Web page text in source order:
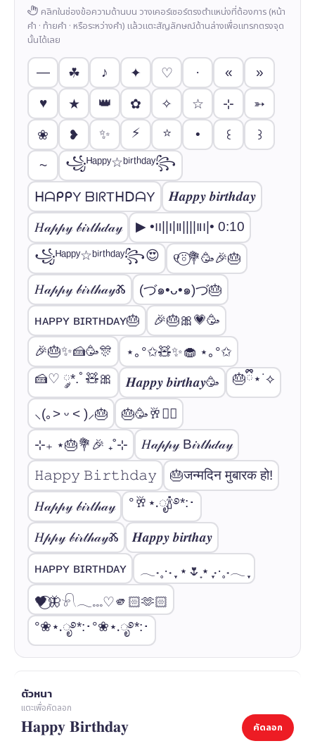
คลิกในช่องข้อความด้านบน วางเคอร์เซอร์ตรงตำแหน่งที่ต้องการ (หน้า
คำ · ท้ายคำ · หรือระหว่างคำ) แล้วแตะสัญลักษณ์ด้านล่างเพื่อแทรกตรงจุด
นั้นได้เลย
— ☘ ♪ ✦ ♡ · « »
♥ ★ 👑 ✿ ✧ ☆ ⊹ ➳
❀ ❥ ✨ ⚡ ⭐ • ꒰ ꒱
~ ꧁ᴴᵃᵖᵖʸ☆ᵇⁱʳᵗʰᵈᵃʸ꧂
ᕼᗩᑭᑭY ᗷIᖇTᕼᗞᗩY 𝑯𝒂𝒑𝒑𝒚 𝒃𝒊𝒓𝒕𝒉𝒅𝒂𝒚
𝐻𝒶𝓅𝓅𝓎 𝒷𝒾𝓇𝓉𝒽𝒹𝒶𝓎
▶︎ •၊၊||၊|။||||။‌‌‌‌‌၊|• 0:10
꧁ᴴᵃᵖᵖʸ☆ᵇⁱʳᵗʰᵈᵃʸ꧂😍
୧⍤⃝💐🥳🎉🎂
𝐻𝒶𝓅𝓅𝓎 𝒷𝒾𝓇𝓉𝒽𝒶𝓎Ⰶ (づ๑•ᴗ•๑)づ🎂
ʜᴀᴘᴘʏ ʙɪʀᴛʜᴅᴀʏ︎︎🎂 🎉🎂🎀💗🥳
🎉🎂✨🍰🥳🎊
⋆｡°✩🧸✨🧁 ⋆｡°✩
🍰♡ ༘*.ﾟ🧸🎀
𝑯𝒂𝒑𝒑𝒚 𝒃𝒊𝒓𝒕𝒉𝒂𝒚🥳 🎂ྀི⋆˙⟡
⸜(｡˃ ᵕ ˂ )⸝🎂 🎂🥳🥂❤️‍🔥
⊹₊ ⋆🎂💐🎉 ₊˚⊹ 𝐻𝒶𝓅𝓅𝓎 B𝒾𝓇𝓉𝒽𝒹𝒶𝓎
𝙷𝚊𝚙𝚙𝚢 𝙱𝚒𝚛𝚝𝚑𝚍𝚊𝚢 🎂जन्मदिन मुबारक हो!
𝐻𝒶𝓅𝓅𝓎 𝒷𝒾𝓇𝓉𝒽𝒶𝓎 °🥂⋆.ೃ🍾࿔*:･
𝐻𝓅𝓅𝓎 𝒷𝒾𝓇𝓉𝒽𝒶𝓎Ⰶ 𝑯𝒂𝒑𝒑𝒚 𝒃𝒊𝒓𝒕𝒉𝒂𝒚
ʜᴀᴘᴘʏ ʙɪʀᴛʜᴅᴀʏ︎︎ 𓂃˖˳·˖ ִֶָ ⋆🌷͙⋆ ִֶָ˖·˳˖𓂃 ִֶָ
🖤⃝🦋𓍯𓂃𓏧♡🫵🏻🫶🏻
°❀⋆.ೃ࿔*:･°❀⋆.ೃ࿔*:･
ตัวหนา
แตะเพื่อคัดลอก
𝐇𝐚𝐩𝐩𝐲 𝐁𝐢𝐫𝐭𝐡𝐝𝐚𝐲 คัดลอก